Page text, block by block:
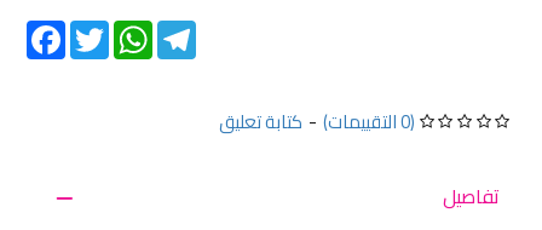
(0 التقييمات) - كتابة تعليق
Twitter
WhatsAppTelegram
تفاصيل